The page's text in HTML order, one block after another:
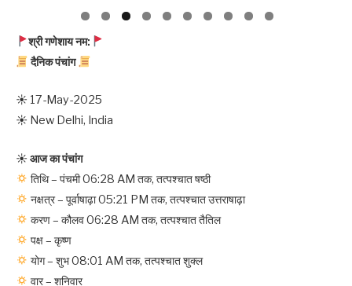
श्री गणेशाय नम:
दैनिक​ पंचांग
☀ 17-May-2025
☀ New Delhi, India
☀ आज का पंचांग
तिथि – पंचमी 06:28 AM तक, तत्पश्चात षष्ठी
नक्षत्र – पूर्वाषाढ़ा 05:21 PM तक, तत्पश्चात उत्तराषाढ़ा
करण – कौलव 06:28 AM तक, तत्पश्चात तैतिल
पक्ष – कृष्ण
योग – शुभ 08:01 AM तक, तत्पश्चात शुक्ल
वार – शनिवार